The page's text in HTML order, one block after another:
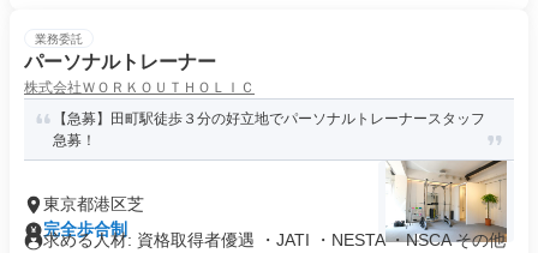
業務委託
パーソナルトレーナー
株式会社ＷＯＲＫＯＵＴＨＯＬＩＣ
【急募】田町駅徒歩３分の好立地でパーソナルトレーナースタッフ
急募！
東京都港区芝
完全歩合制
求める人材: 資格取得者優遇 ・JATI ・NESTA ・NSCA その他